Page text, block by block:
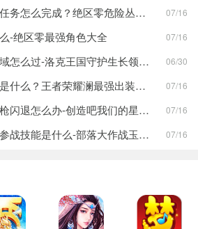
绝区零危险丛生之地任务怎么完成？绝区零危险丛生之地任务完成攻略 07/16
-绝区零最强角色大全 07/16
洛克王国守护生长领域怎么过-洛克王国守护生长领域通关攻略 06/30
王者荣耀澜最强出装是什么？王者荣耀澜最强出装分享 07/16
创造吧我们的星球开枪闪退怎么办-创造吧我们的星球开枪闪退合集 07/16
部落大作战玉火焰灵参战技能是什么-部落大作战玉火焰灵参战技能合集 07/16